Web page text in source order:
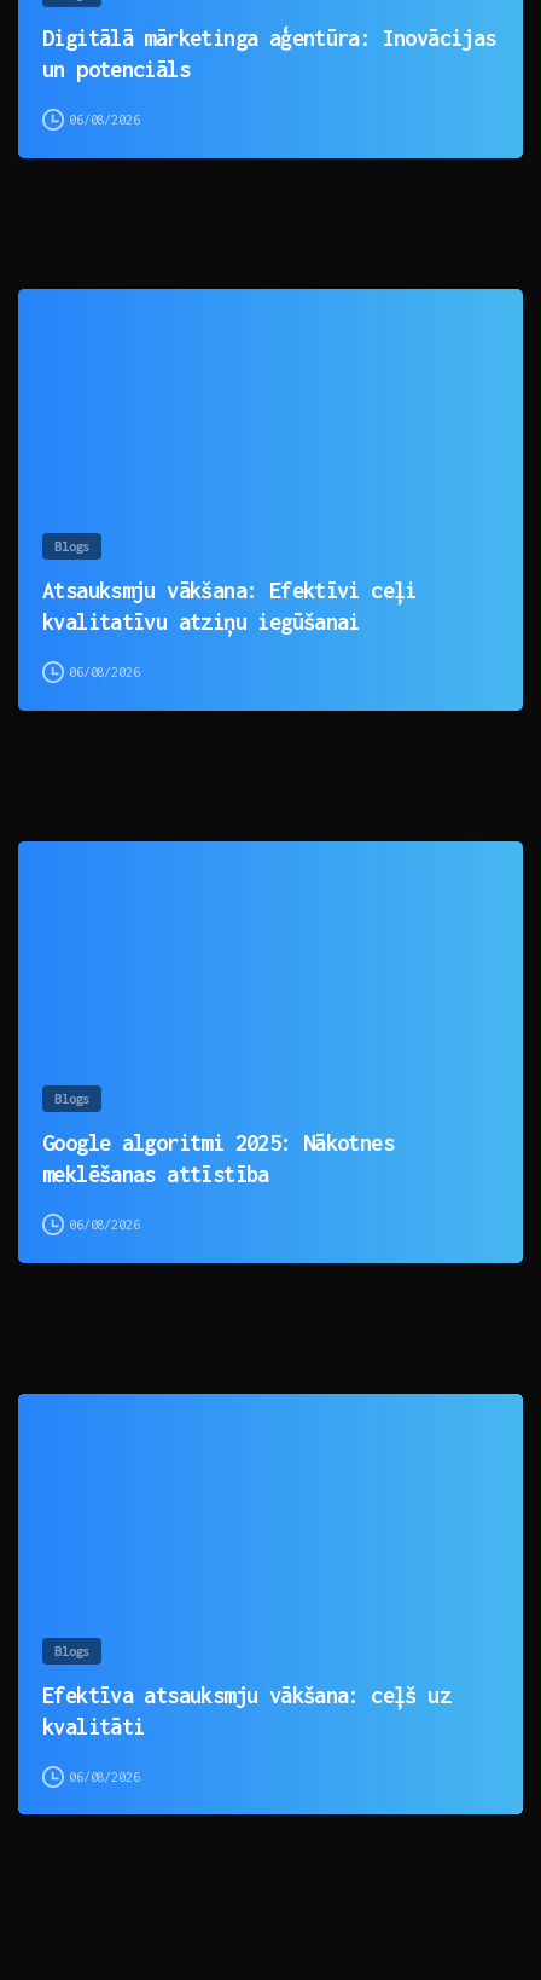
Digitālā mārketinga aģentūra: Inovācijas
un potenciāls
06/08/2026
Blogs
Atsauksmju vākšana: Efektīvi ceļi
kvalitatīvu atziņu iegūšanai
06/08/2026
Blogs
Google algoritmi 2025: Nākotnes
meklēšanas attīstība
06/08/2026
Blogs
Efektīva atsauksmju vākšana: ceļš uz
kvalitāti
06/08/2026